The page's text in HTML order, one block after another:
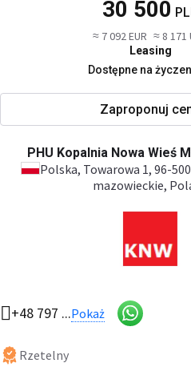
30 500
≈ 7 092 EUR ≈ 8 171
Leasing
Dostępne na
Zaproponuj
PHU Kopalnia Nowa Wieś
Polska, Towarowa 1, 96-
mazowieckie,
+48 797 ...Pokaż
Rzetelny